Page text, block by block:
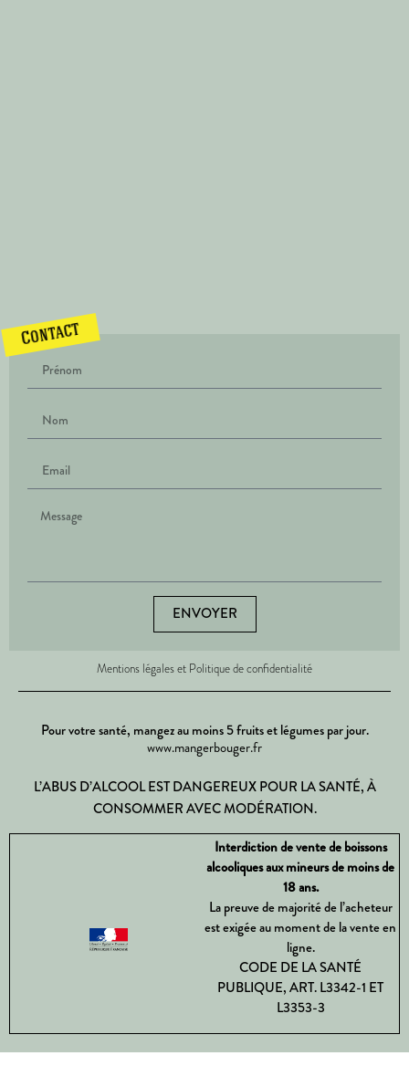
Contact
ENVOYER
Mentions légales et Politique de confidentialité
Pour votre santé, mangez au moins 5 fruits et légumes par jour.
www.mangerbouger.fr
L’ABUS D’ALCOOL EST DANGEREUX POUR LA SANTÉ, À
CONSOMMER AVEC MODÉRATION.
Interdiction de vente de boissons
alcooliques aux mineurs de moins de
18 ans.
La preuve de majorité de l’acheteur
est exigée au moment de la vente en
ligne.
CODE DE LA SANTÉ
PUBLIQUE, ART. L3342-1 ET
L3353-3